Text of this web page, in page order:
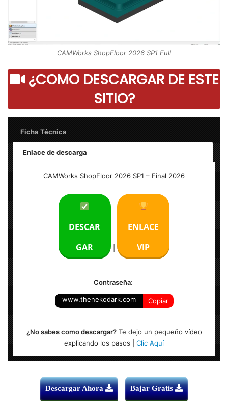
CAMWorks ShopFloor 2026 SP1 Full
¿COMO DESCARGAR DE ESTE
SITIO?
Ficha Técnica
Enlace de descarga
CAMWorks ShopFloor 2026 SP1 – Final 2026
DESCAR
GAR
ENLACE
VIP
Contraseña:
www.thenekodark.com Copiar
¿No sabes como descargar?Te dejo un pequeño vídeo
explicando los pasos | Clic Aquí
Descargar Ahora Bajar Gratis